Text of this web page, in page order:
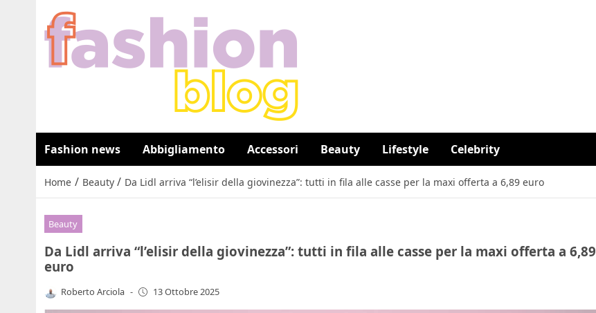
Fashion news Abbigliamento Accessori Beauty Lifestyle Celebrity
Home / Beauty / Da Lidl arriva “l’elisir della giovinezza”: tutti in fila alle casse per la maxi offerta a 6,89 euro
Beauty
Da Lidl arriva “l’elisir della giovinezza”: tutti in fila alle casse per la maxi offerta a 6,89
euro
Roberto Arciola - 13 Ottobre 2025